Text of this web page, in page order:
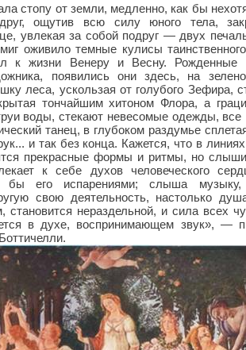
стопу от земли, медленно, как бы
ощутив всю силу юного тела,
увлекая за собой подруг — двух
оживило темные кулисы
к жизни Венеру и Весну. Рожденные
появились они здесь, на
леса, ускользая от голубого Зефира,
тончайшим хитоном Флора, а
воды, сте­кают невесомые одежды,
танец, в глубоком раздумье
и так без конца. Кажется, что в
прекрасные формы и ритмы, но
к себе духов человеческого
бы его испарениями; слыша
свою деятельность, настолько
ста­новится нераздельной, и сила всех
в духе, воспринимающем звук», —